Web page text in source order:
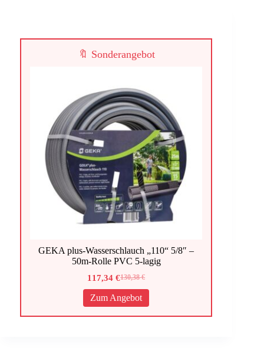
🔖 Sonderangebot
GEKA plus-Wasserschlauch „110“ 5/8″ –
50m-Rolle PVC 5-lagig
130,38€
Ursprünglicher
Preis
war:
130,38 €
117,34€
Aktueller
Preis
ist:
117,34 €.
Zum Angebot